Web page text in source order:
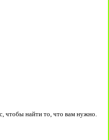
чтобы найти то, что вам нужно.